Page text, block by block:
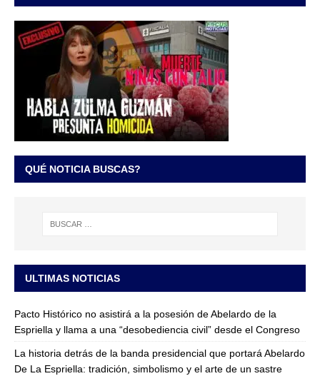
QUÉ NOTICIA BUSCAS?
ULTIMAS NOTICIAS
Pacto Histórico no asistirá a la posesión de Abelardo de la
Espriella y llama a una “desobediencia civil” desde el Congreso
La historia detrás de la banda presidencial que portará Abelardo
De La Espriella: tradición, simbolismo y el arte de un sastre